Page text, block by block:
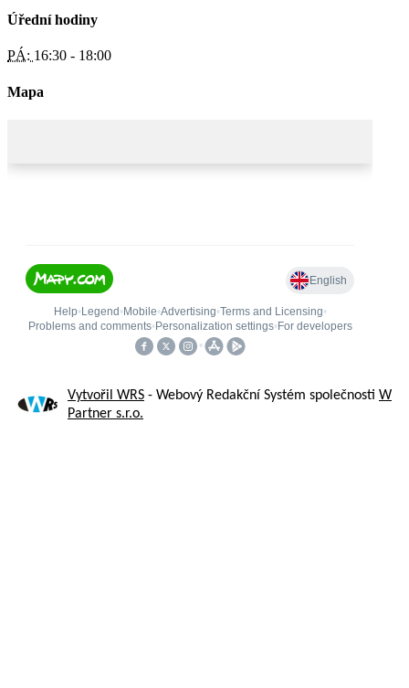
Úřední hodiny
PÁ: 16:30 - 18:00
Mapa
Vytvořil WRS - Webový Redakční Systém společnosti W
Partner s.r.o.